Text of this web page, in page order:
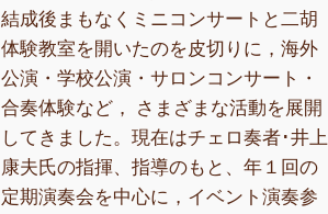
結成後まもなくミニコンサートと二胡
体験教室を開いたのを皮切りに，海外
公演・学校公演・サロンコンサート・
合奏体験など， さまざまな活動を展開
してきました。現在はチェロ奏者･井上
康夫氏の指揮、指導のもと、年１回の
定期演奏会を中心に，イベント演奏参